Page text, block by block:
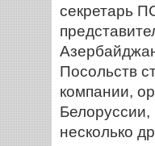
секретарь
Посольств
компании,
несколько